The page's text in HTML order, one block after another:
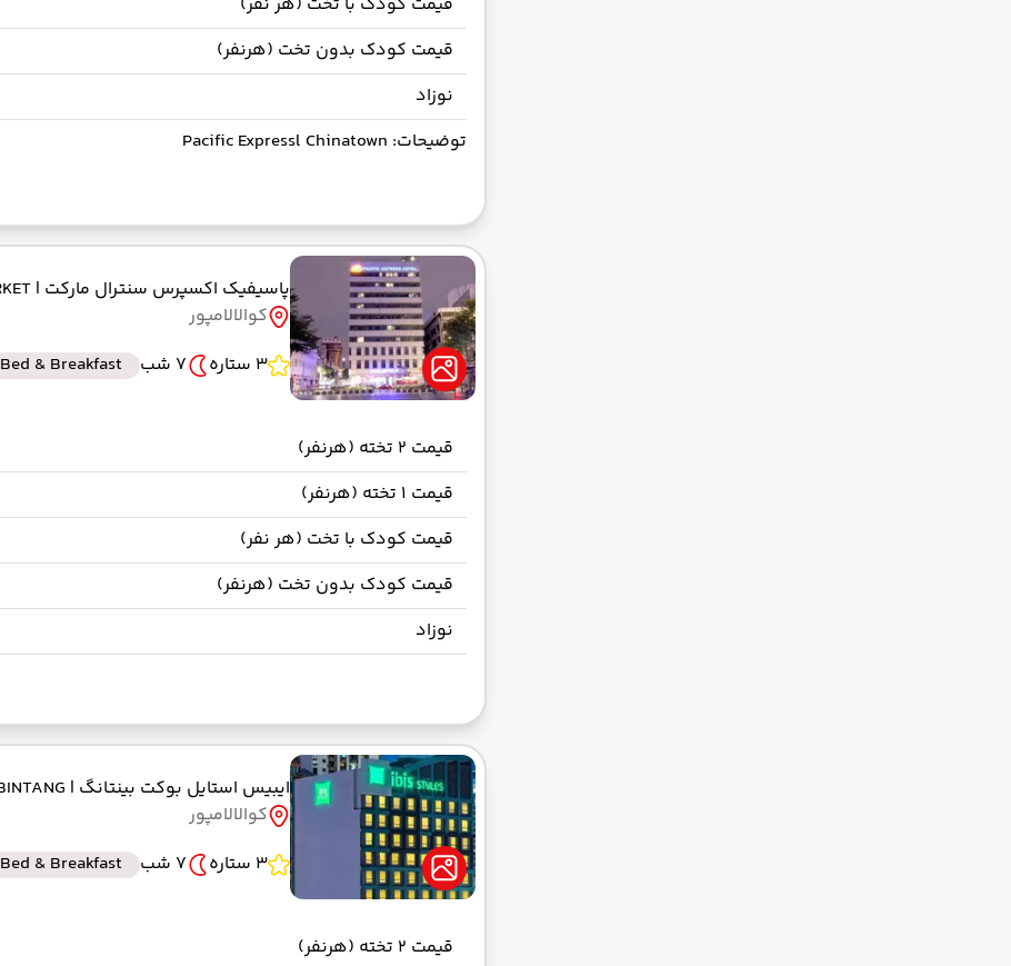
قیمت کودک بدون تخت (هرنفر)
نوزاد
توضیحات: Pacific Expressl Chinatown
پاسیفیک اکسپرس سنترال مارکت | PACIFIC EXPRESS CENTRAL MARKET
کوالالامپور
3 ستاره
7 شب Bed & Breakfast
قیمت 2 تخته (هرنفر)
قیمت 1 تخته (هرنفر)
قیمت کودک با تخت (هر نفر)
قیمت کودک بدون تخت (هرنفر)
نوزاد
ایبیس استایل بوکت بینتانگ | IBIS STYLE BUKIT BINTANG
کوالالامپور
3 ستاره
7 شب Bed & Breakfast
قیمت 2 تخته (هرنفر)